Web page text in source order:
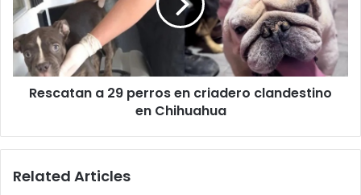
en
criadero
clandestino
en
Chihuahua
Rescatan a 29 perros en criadero clandestino
en Chihuahua
Related Articles